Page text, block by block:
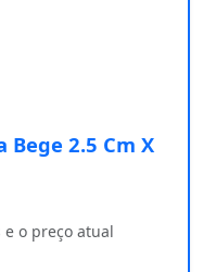
2.5 Cm X
o preço atual